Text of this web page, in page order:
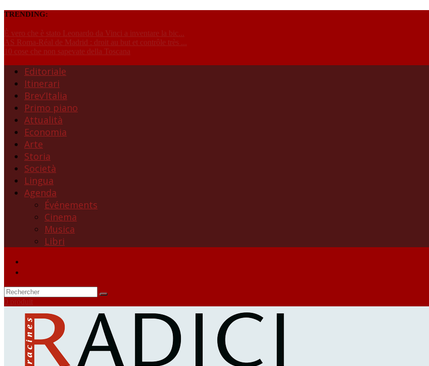
TRENDING:
È vero che è stato Leonardo da Vinci a inventare la bic...
AS Roma-Réal de Madrid : droit au but et contrôle très ...
10 cose che non sapevate della Toscana
Editoriale
Itinerari
Brev’Italia
Primo piano
Attualità
Economia
Arte
Storia
Società
Lingua
Agenda
Événements
Cinema
Musica
Libri
0 produit